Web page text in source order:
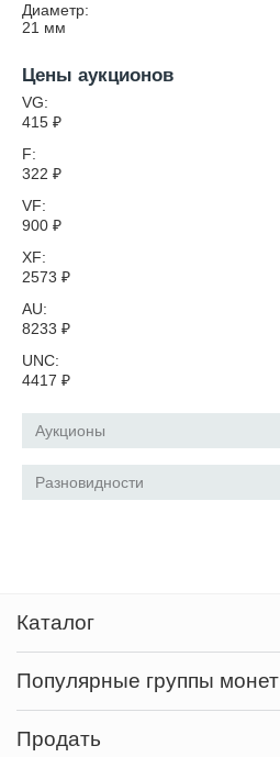
Диаметр:
21 мм
Цены аукционов
VG:
415 ₽
F:
322 ₽
VF:
900 ₽
XF:
2573 ₽
AU:
8233 ₽
UNC:
4417 ₽
Аукционы
Разновидности
Каталог
Популярные группы монет
Продать